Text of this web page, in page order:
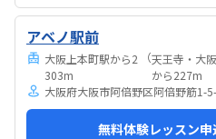
アベノ駅前
大阪上本町駅から2
303m
（天王寺・大
から227m
大阪府大阪市阿倍野区阿倍野筋1-
無料体験レッスン申